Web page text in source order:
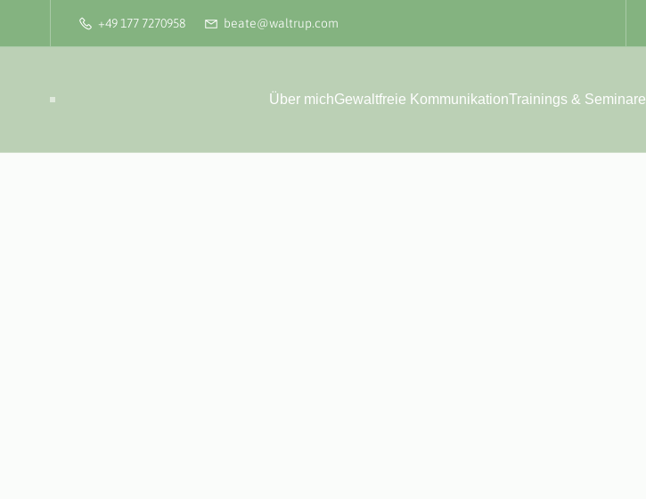
+49 177 7270958 beate@waltrup.com
Über michGewaltfreie KommunikationTrainings & Seminare